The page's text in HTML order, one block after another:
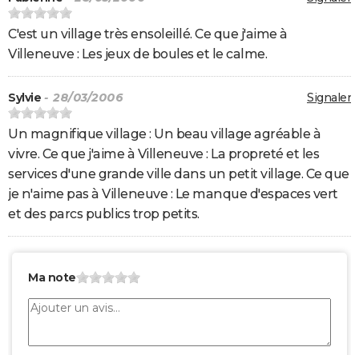
C'est un village très ensoleillé. Ce que j'aime à
Villeneuve : Les jeux de boules et le calme.
Signaler
Sylvie - 28/03/2006
Un magnifique village : Un beau village agréable à
vivre. Ce que j'aime à Villeneuve : La propreté et les
services d'une grande ville dans un petit village. Ce que
je n'aime pas à Villeneuve : Le manque d'espaces vert
et des parcs publics trop petits.
Ma note